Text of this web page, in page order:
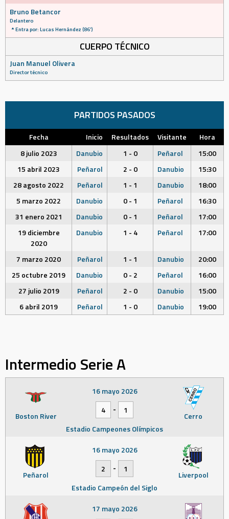
Bruno Betancor
Delantero
Entra por: Lucas Hernández (86')
CUERPO TÉCNICO
Juan Manuel Olivera
Director técnico
PARTIDOS PASADOS
Fecha Inicio Resultados Visitante
Hora
8 julio 2023
Danubio 1 - 0 Peñarol
15:00
15 abril 2023
Peñarol 2 - 0 Danubio
15:30
28 agosto 2022
Peñarol 1 - 1 Danubio
18:00
5 marzo 2022
Danubio 0 - 1 Peñarol
16:30
31 enero 2021
Danubio 0 - 1 Peñarol
17:00
19 diciembre
2020
Danubio 1 - 4 Peñarol 17:00
7 marzo 2020 Peñarol 1 - 1 Danubio
20:00
25 octubre 2019
Danubio 0 - 2 Peñarol
16:00
27 julio 2019
Peñarol 2 - 0 Danubio
15:00
6 abril 2019
Peñarol 1 - 0 Danubio 19:00
Intermedio Serie A
Boston River Cerro
16 mayo 2026
4
-
1
Estadio Campeones Olímpicos
Peñarol Liverpool
16 mayo 2026
2
-
1
Estadio Campeón del Siglo
17 mayo 2026